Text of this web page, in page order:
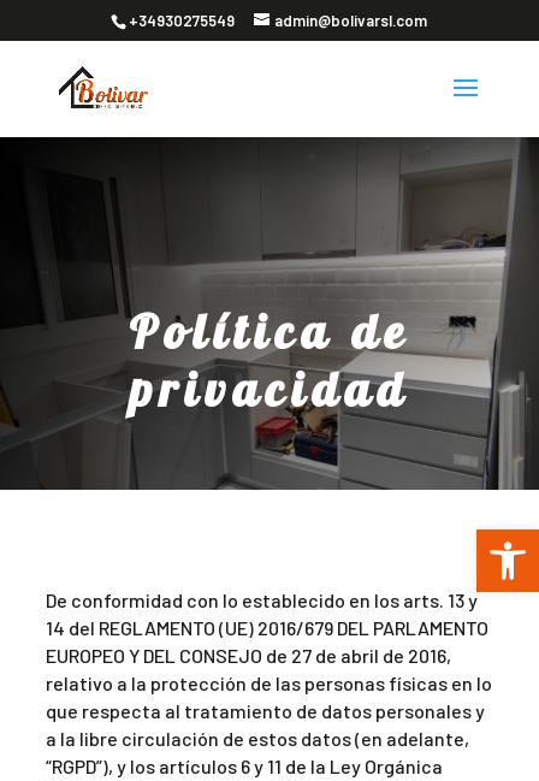
+34930275549 admin@bolivarsl.com
Política de
privacidad
De conformidad con lo establecido en los arts. 13 y
14 del REGLAMENTO (UE) 2016/679 DEL PARLAMENTO
EUROPEO Y DEL CONSEJO de 27 de abril de 2016,
relativo a la protección de las personas físicas en lo
que respecta al tratamiento de datos personales y
a la libre circulación de estos datos (en adelante,
“RGPD”), y los artículos 6 y 11 de la Ley Orgánica